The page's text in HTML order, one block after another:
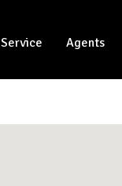
Service Agents